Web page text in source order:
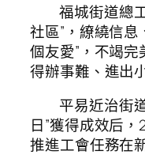
福城街道總
社區”，繚繞信
個友愛”，不竭
得辦事難、進出
平易近治街
日”獲得成效后，
推進工會任務在